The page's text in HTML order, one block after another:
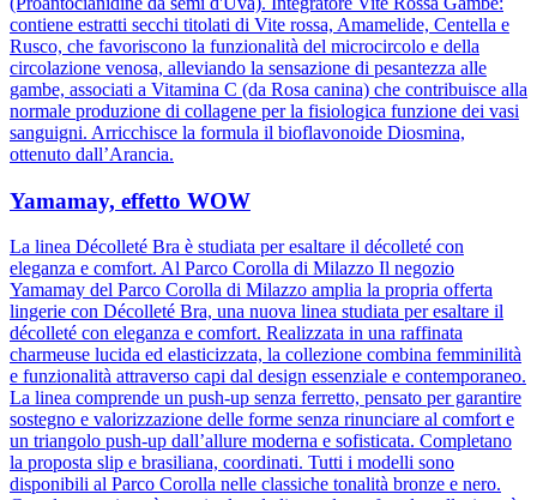
contiene estratti secchi titolati di Vite rossa, Amamelide, Centella e
Rusco, che favoriscono la funzionalità del microcircolo e della
circolazione venosa, alleviando la sensazione di pesantezza alle
gambe, associati a Vitamina C (da Rosa canina) che contribuisce alla
normale produzione di collagene per la fisiologica funzione dei vasi
sanguigni. Arricchisce la formula il bioflavonoide Diosmina,
ottenuto dall’Arancia.
Yamamay, effetto WOW
La linea Décolleté Bra è studiata per esaltare il décolleté con
eleganza e comfort. Al Parco Corolla di Milazzo Il negozio
Yamamay del Parco Corolla di Milazzo amplia la propria offerta
lingerie con Décolleté Bra, una nuova linea studiata per esaltare il
décolleté con eleganza e comfort. Realizzata in una raffinata
charmeuse lucida ed elasticizzata, la collezione combina femminilità
e funzionalità attraverso capi dal design essenziale e contemporaneo.
La linea comprende un push-up senza ferretto, pensato per garantire
sostegno e valorizzazione delle forme senza rinunciare al comfort e
un triangolo push-up dall’allure moderna e sofisticata. Completano
la proposta slip e brasiliana, coordinati. Tutti i modelli sono
disponibili al Parco Corolla nelle classiche tonalità bronze e nero.